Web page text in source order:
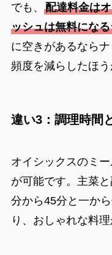
でも、 配達料金は
ッシュは無料にな
に空きがあるなら
頻度を減らしたほう
違い3：調理時間
オイシックスのミ
が可能です。主菜
分から45分と一か
り、おしゃれな料